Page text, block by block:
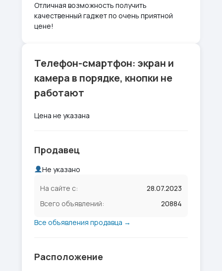
Отличная возможность получить
качественный гаджет по очень приятной
цене!
Телефон-смартфон: экран и
камера в порядке, кнопки не
работают
Цена не указана
Продавец
Не указано
На сайте с:
28.07.2023
Всего объявлений:
20884
Все объявления продавца →
Расположение